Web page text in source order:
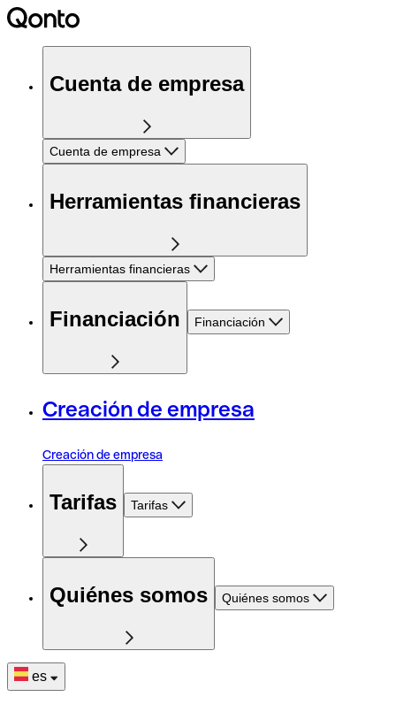
Cuenta de empresa
Cuenta de empresa
Herramientas financieras
Herramientas financieras
Financiación Financiación
Creación de empresa
Creación de empresa
Tarifas Tarifas
Quiénes somos Quiénes somos
es